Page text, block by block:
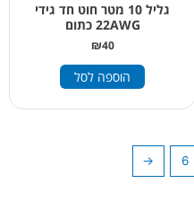
גליל 10 מטר חוט חד גידי
22AWG כתום
₪40
הוספה לסל
6
←